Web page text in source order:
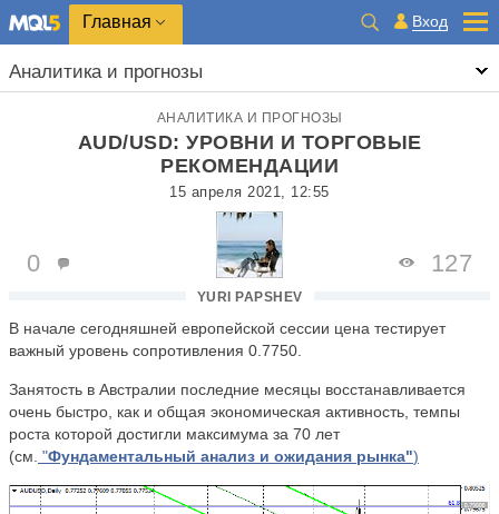
Главная Вход
Аналитика и прогнозы
АНАЛИТИКА И ПРОГНОЗЫ
AUD/USD: УРОВНИ И ТОРГОВЫЕ
РЕКОМЕНДАЦИИ
15 апреля 2021, 12:55
YURI PAPSHEV
0 127
В начале сегодняшней европейской сессии цена тестирует
важный уровень сопротивления 0.7750.
Занятость в Австралии последние месяцы восстанавливается
очень быстро, как и общая экономическая активность, темпы
роста которой достигли максимума за 70 лет
(см. "Фундаментальный анализ и ожидания рынка")